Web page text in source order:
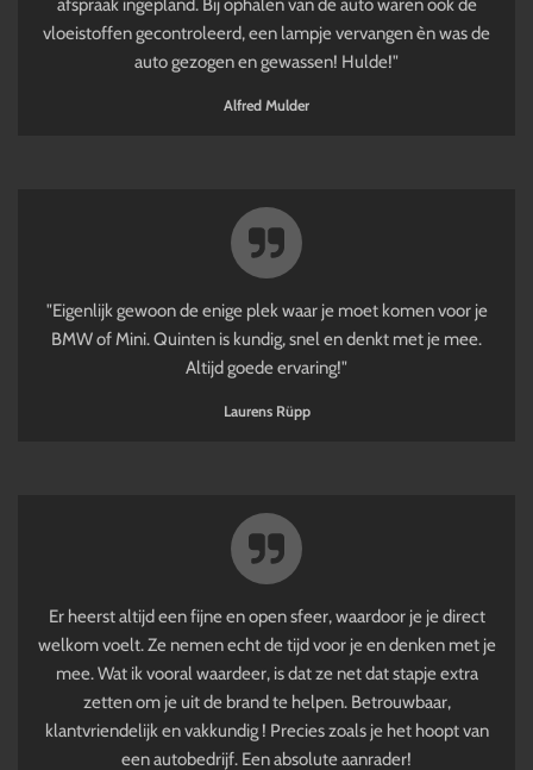
afspraak ingepland. Bij ophalen van de auto waren ook de
vloeistoffen gecontroleerd, een lampje vervangen èn was de
auto gezogen en gewassen! Hulde!"
Alfred Mulder
"Eigenlijk gewoon de enige plek waar je moet komen voor je
BMW of Mini. Quinten is kundig, snel en denkt met je mee.
Altijd goede ervaring!"
Laurens Rüpp
Er heerst altijd een fijne en open sfeer, waardoor je je direct
welkom voelt. Ze nemen echt de tijd voor je en denken met je
mee. Wat ik vooral waardeer, is dat ze net dat stapje extra
zetten om je uit de brand te helpen. Betrouwbaar,
klantvriendelijk en vakkundig ! Precies zoals je het hoopt van
een autobedrijf. Een absolute aanrader!